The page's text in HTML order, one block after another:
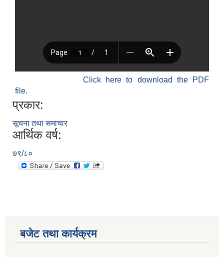
Click here to download the PDF
file.
प्रकार:
सूचना तथा समाचार
आर्थिक वर्ष:
७९/८०
बजेट तथा कार्यक्रम